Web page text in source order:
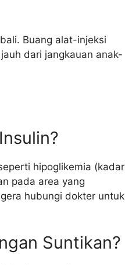
Buang alat-injeksi
dari jangkauan anak-
hipoglikemia (kadar
pada area yang
hubungi dokter untuk
Suntikan?